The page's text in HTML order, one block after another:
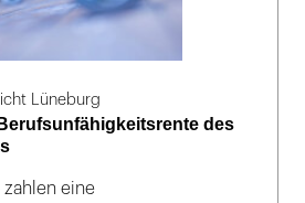
Lüneburg
des
eine